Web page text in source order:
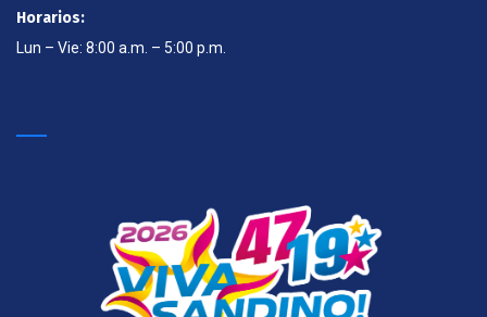
Horarios:
Lun – Vie: 8:00 a.m. – 5:00 p.m.